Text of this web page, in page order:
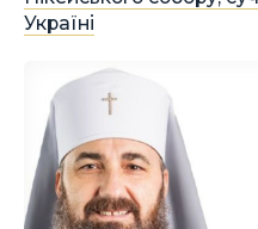
Україні